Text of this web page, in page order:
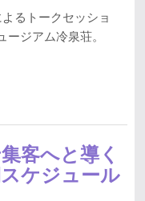
るトークセッショ
ジアム冷泉荘。
客へと導く
ケジュール